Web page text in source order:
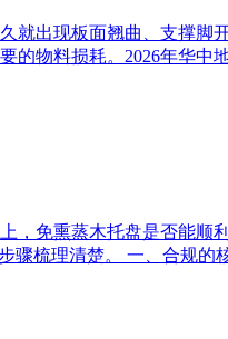
出现板面翘曲、支撑
物料损耗。2026年华
免熏蒸木托盘是否能
梳理清楚。 一、合规